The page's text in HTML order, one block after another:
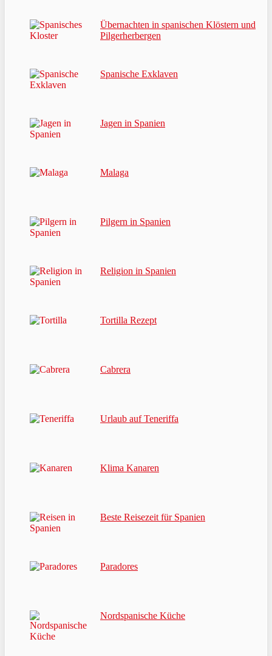
Übernachten in spanischen Klöstern und
Pilgerherbergen
Spanische Exklaven
Jagen in Spanien
Malaga
Pilgern in Spanien
Religion in Spanien
Tortilla Rezept
Cabrera
Urlaub auf Teneriffa
Klima Kanaren
Beste Reisezeit für Spanien
Paradores
Nordspanische Küche